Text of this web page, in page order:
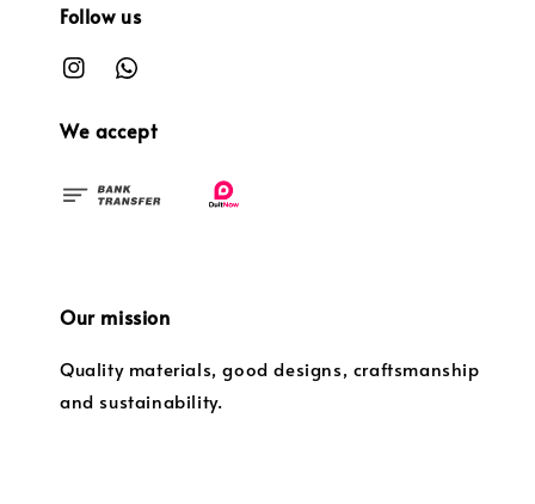
Follow us
We accept
Our mission
Quality materials, good designs, craftsmanship
and sustainability.